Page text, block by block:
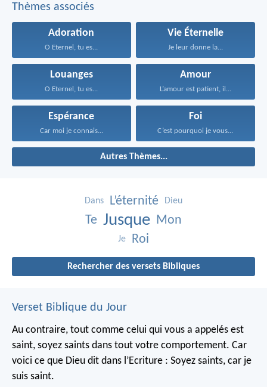
Thèmes associés
Adoration
O Eternel, tu es...
Vie Éternelle
Je leur donne la...
Louanges
O Eternel, tu es...
Amour
L’amour est patient, il...
Espérance
Car moi je connais...
Foi
C’est pourquoi je vous...
Autres Thèmes...
Dans L’éternité Dieu
Te Jusque Mon
Je Roi
Rechercher des versets Bibliques
Verset Biblique du Jour
Au contraire, tout comme celui qui vous a appelés est
saint, soyez saints dans tout votre comportement. Car
voici ce que Dieu dit dans l’Ecriture : Soyez saints, car je
suis saint.